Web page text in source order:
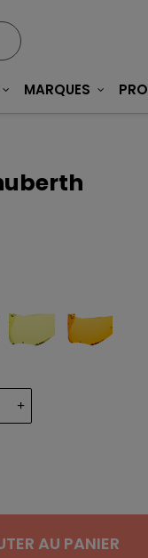
MARQUES
AU PANIER